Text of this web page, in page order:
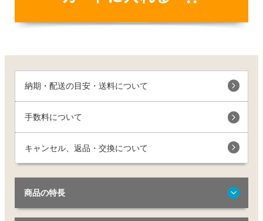
納期・配送の目安・送料について
手数料について
キャンセル、返品・交換について
商品の特長